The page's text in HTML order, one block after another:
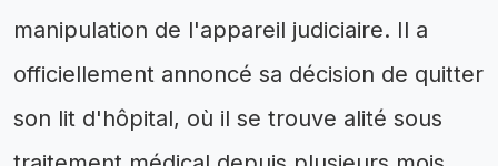
manipulation de l'appareil judiciaire. Il a
officiellement annoncé sa décision de quitter
son lit d'hôpital, où il se trouve alité sous